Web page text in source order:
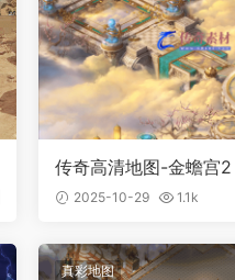
传奇高清地图-金蟾宫2
2025-10-29 1.1k
真彩地图